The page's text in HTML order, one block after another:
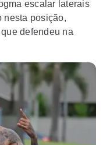
escalar laterais
nesta posição,
defendeu na